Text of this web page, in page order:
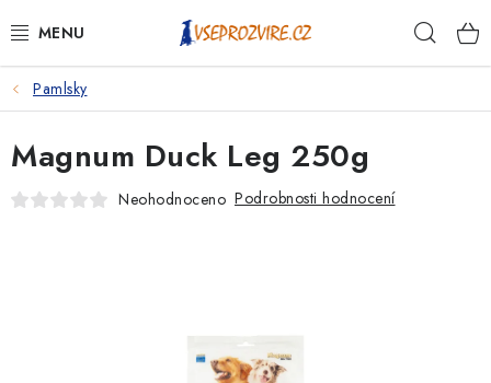
na
PSI
KOČKY
KONĚ
Pamlsky
Magnum Duck Leg 250g
Neohodnoceno Podrobnosti hodnocení